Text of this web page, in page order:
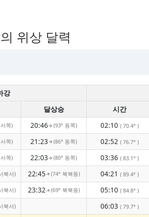
위상 달력
강
달상승 시간
쪽) 20:46↑(93° 동쪽) 02:10 ( 70.4° )
쪽) 21:23↑(86° 동쪽) 02:52 ( 76.7° )
쪽) 22:03↑(80° 동쪽) 03:36 ( 83.1° )
북서) 22:45↑(74° 북북동) 04:21 ( 89.4° )
북서) 23:32↑(69° 북북동) 05:10 ( 84.8° )
북서) 06:03 ( 79.7° )